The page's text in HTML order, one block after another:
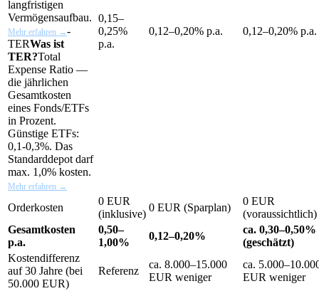
langfristigen
Vermögensaufbau.
Mehr erfahren →-
TERWas ist
TER?Total
Expense Ratio —
die jährlichen
Gesamtkosten
eines Fonds/ETFs
in Prozent.
Günstige ETFs:
0,1-0,3%. Das
Standarddepot darf
max. 1,0% kosten.
Mehr erfahren →
0,15–
0,25%
p.a.
0,12–0,20% p.a. 0,12–0,20% p.a.
Orderkosten
0 EUR
(inklusive)
0 EUR (Sparplan)
0 EUR
(voraussichtlich)
Gesamtkosten
p.a.
0,50–
1,00%
0,12–0,20%
ca. 0,30–0,50%
(geschätzt)
Kostendifferenz
auf 30 Jahre (bei
50.000 EUR)
Referenz
ca. 8.000–15.000
EUR weniger
ca.
EUR weniger